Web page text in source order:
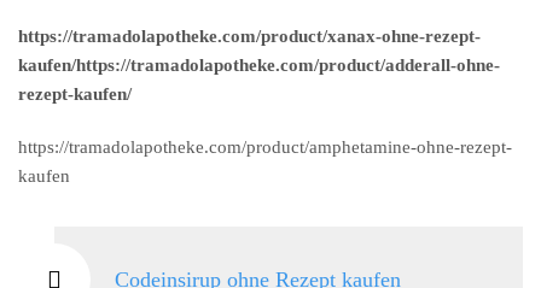
https://tramadolapotheke.com/product/xanax-ohne-rezept-
kaufen/https://tramadolapotheke.com/product/adderall-ohne-
rezept-kaufen/
https://tramadolapotheke.com/product/amphetamine-ohne-rezept-
kaufen
Codeinsirup ohne Rezept kaufen